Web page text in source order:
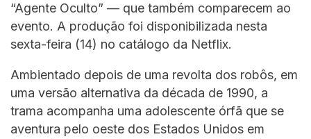
“Agente Oculto” — que também comparecem ao
evento. A produção foi disponibilizada nesta
sexta-feira (14) no catálogo da Netflix.
Ambientado depois de uma revolta dos robôs, em
uma versão alternativa da década de 1990, a
trama acompanha uma adolescente órfã que se
aventura pelo oeste dos Estados Unidos em